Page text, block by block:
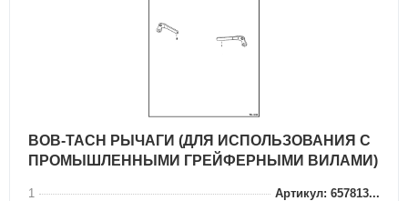
BOB-TACH РЫЧАГИ (ДЛЯ ИСПОЛЬЗОВАНИЯ С
ПРОМЫШЛЕННЫМИ ГРЕЙФЕРНЫМИ ВИЛАМИ)
1
Артикул: 657813...